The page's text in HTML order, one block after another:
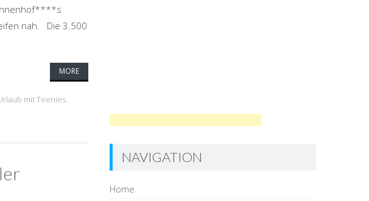
nah. Die 3.500
MORE
mit Teenies
NAVIGATION
Home